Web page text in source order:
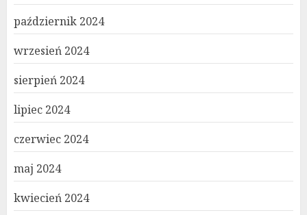
październik 2024
wrzesień 2024
sierpień 2024
lipiec 2024
czerwiec 2024
maj 2024
kwiecień 2024